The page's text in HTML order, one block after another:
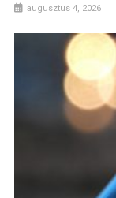
augusztus 4, 2026